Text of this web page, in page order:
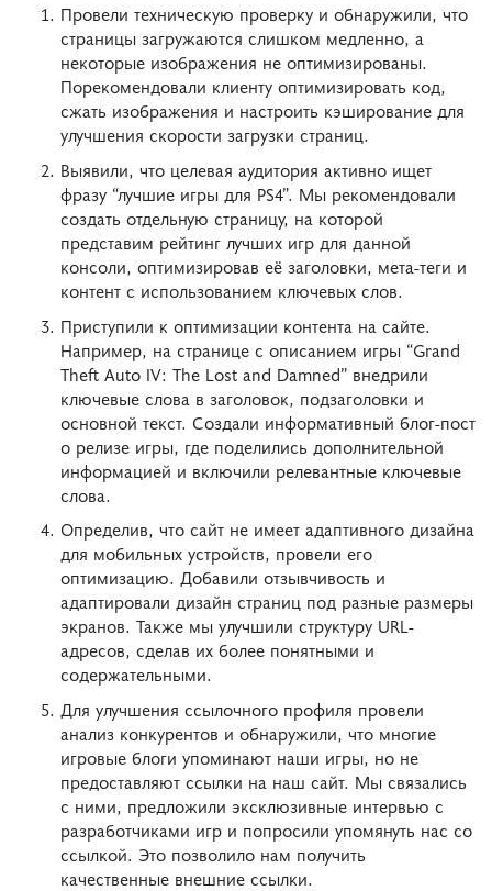
Провели техническую проверку и обнаружили, что
страницы загружаются слишком медленно, а
некоторые изображения не оптимизированы.
Порекомендовали клиенту оптимизировать код,
сжать изображения и настроить кэширование для
улучшения скорости загрузки страниц.
Выявили, что целевая аудитория активно ищет
фразу “лучшие игры для PS4”. Мы рекомендовали
создать отдельную страницу, на которой
представим рейтинг лучших игр для данной
консоли, оптимизировав её заголовки, мета-теги и
контент с использованием ключевых слов.
Приступили к оптимизации контента на сайте.
Например, на странице с описанием игры “Grand
Theft Auto IV: The Lost and Damned” внедрили
ключевые слова в заголовок, подзаголовки и
основной текст. Создали информативный блог-пост
о релизе игры, где поделились дополнительной
информацией и включили релевантные ключевые
слова.
Определив, что сайт не имеет адаптивного дизайна
для мобильных устройств, провели его
оптимизацию. Добавили отзывчивость и
адаптировали дизайн страниц под разные размеры
экранов. Также мы улучшили структуру URL-
адресов, сделав их более понятными и
содержательными.
Для улучшения ссылочного профиля провели
анализ конкурентов и обнаружили, что многие
игровые блоги упоминают наши игры, но не
предоставляют ссылки на наш сайт. Мы связались
с ними, предложили эксклюзивные интервью с
разработчиками игр и попросили упомянуть нас со
ссылкой. Это позволило нам получить
качественные внешние ссылки.